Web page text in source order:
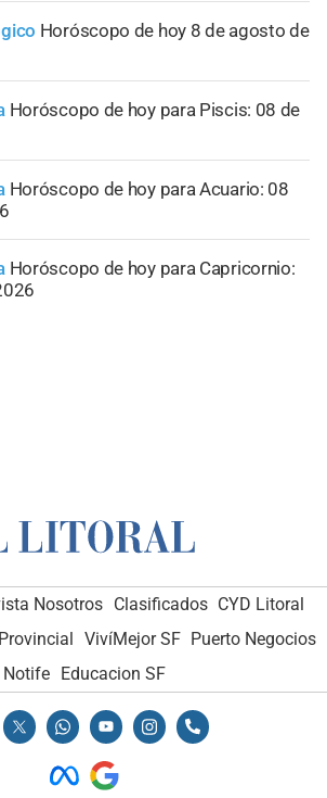
Horóscopo de hoy 8 de agosto de
Horóscopo de hoy para Piscis: 08 de
Horóscopo de hoy para Acuario: 08
Horóscopo de hoy para Capricornio:
Nosotros Clasificados CYD Litoral
VivíMejor SF Puerto Negocios
Notife
Educacion SF